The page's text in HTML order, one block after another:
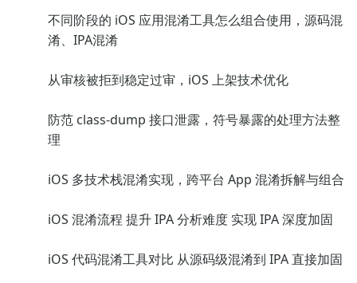
不同阶段的 iOS 应用混淆工具怎么组合使用，源码混
淆、IPA混淆
从审核被拒到稳定过审，iOS 上架技术优化
防范 class-dump 接口泄露，符号暴露的处理方法整
理
iOS 多技术栈混淆实现，跨平台 App 混淆拆解与组合
iOS 混淆流程 提升 IPA 分析难度 实现 IPA 深度加固
iOS 代码混淆工具对比 从源码级混淆到 IPA 直接加固